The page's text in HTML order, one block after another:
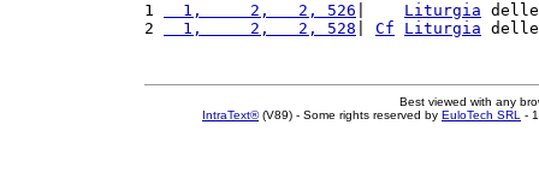
1
  1,     2,   2, 526
Liturgia
2
  1,     2,   2, 528
Cf Liturgia
Best viewed with any
IntraText®(V89) - Some rights reserved by EuloTech SRL -